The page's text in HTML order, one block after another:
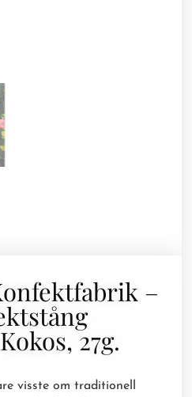
–
27g.
visste om traditionell